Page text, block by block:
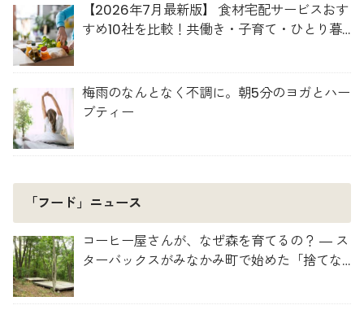
【2026年7月最新版】 食材宅配サービスおす
すめ10社を比較！共働き・子育て・ひとり暮
梅雨のなんとなく不調に。朝5分のヨガとハー
ブティー
「フード」ニュース
コーヒー屋さんが、なぜ森を育てるの？ ― ス
ターバックスがみなかみ町で始めた「捨てな